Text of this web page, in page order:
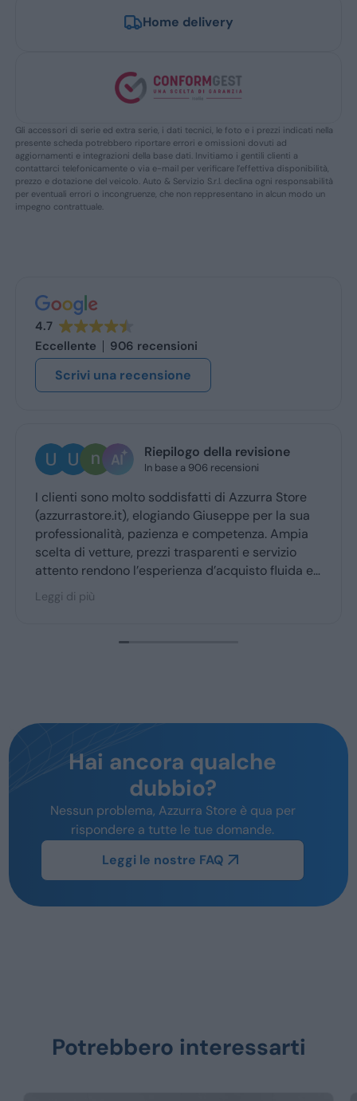
Home delivery
Gli accessori di serie ed extra serie, i dati tecnici, le foto e i prezzi indicati nella
presente scheda potrebbero riportare errori e omissioni dovuti ad
aggiornamenti e integrazioni della base dati. Invitiamo i gentili clienti a
contattarci telefonicamente o via e-mail per verificare l’effettiva disponibilità,
prezzo e dotazione del veicolo. Auto & Servizio S.r.l. declina ogni responsabilità
per eventuali errori o incongruenze, che non reppresentano in alcun modo un
impegno contrattuale.
4.7
Eccellente
906 recensioni
Scrivi una recensione
Riepilogo della revisione
In base a 906 recensioni
sono molto soddisfatti di Azzurra Store
elogiando Giuseppe per la sua
pazienza e competenza. Ampia
vetture, prezzi trasparenti e servizio
rendono l’esperienza d’acquisto fluida e
per la maggior parte degli utenti.
Ottima
Hai ancora qualche
dubbio?
Nessun problema, Azzurra Store è qua per
rispondere a tutte le tue domande.
Leggi le nostre FAQ
Potrebbero interessarti